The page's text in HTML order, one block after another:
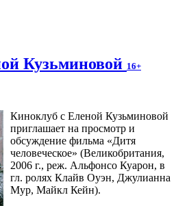
Кузьминовой 16+
Киноклуб с Еленой Кузьминовой
приглашает на просмотр и
обсуждение фильма «Дитя
человеческое» (Великобритания,
2006 г., реж. Альфонсо Куарон, в
гл. ролях Клайв Оуэн, Джулианна
Мур, Майкл Кейн).